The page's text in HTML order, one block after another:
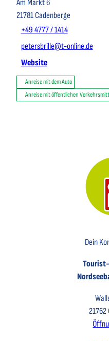
Am Markt 6
21781 Cadenberge
+49 4777 / 1414
petersbrille@t-online.de
Website
Anreise mit dem Auto
Anreise mit öffentlichen
Dein